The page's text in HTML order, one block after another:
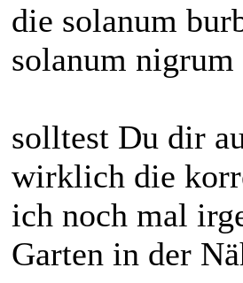
die solanum
solanum
solltest Du dir
wirklich die
ich noch mal
Garten in der